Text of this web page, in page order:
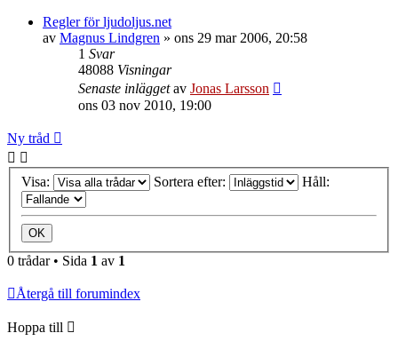
Regler för ljudoljus.net
av Magnus Lindgren » ons 29 mar 2006, 20:58
1 Svar
48088 Visningar
Senaste inläggetav Jonas Larsson
ons 03 nov 2010, 19:00
Ny tråd
Visa: Sortera efter: Håll:
0 trådar • Sida 1 av 1
Återgå till forumindex
Hoppa till